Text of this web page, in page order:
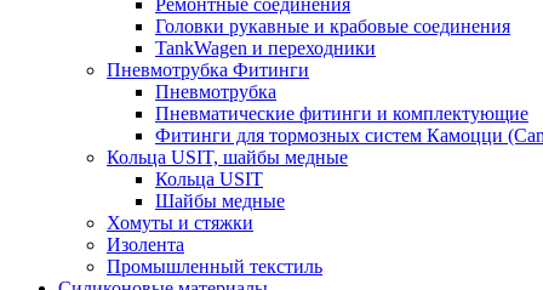
Ремонтные соединения
Головки рукавные и крабовые соединения
TankWagen и переходники
Пневмотрубка Фитинги
Пневмотрубка
Пневматические фитинги и комплектующие
Фитинги для тормозных систем Камоцци
Кольца USIT, шайбы медные
Кольца USIT
Шайбы медные
Хомуты и стяжки
Изолента
Промышленный текстиль